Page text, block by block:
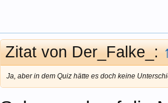
Zitat von Der_Falke_:
Ja, aber in dem Quiz hätte es doch keine